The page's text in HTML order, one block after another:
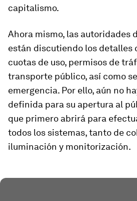
capitalismo.
Ahora mismo, las autoridades
están discutiendo los detalles
cuotas de uso, permisos de
transporte público, así como
emergencia. Por ello, aún no
definida para su apertura al
que primero abrirá para
todos los sistemas, tanto de
iluminación y monitorización.